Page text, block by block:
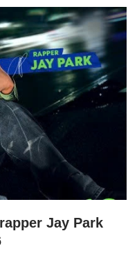
Jay Park